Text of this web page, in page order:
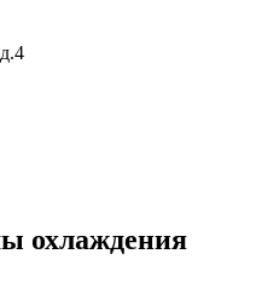
охлаждения